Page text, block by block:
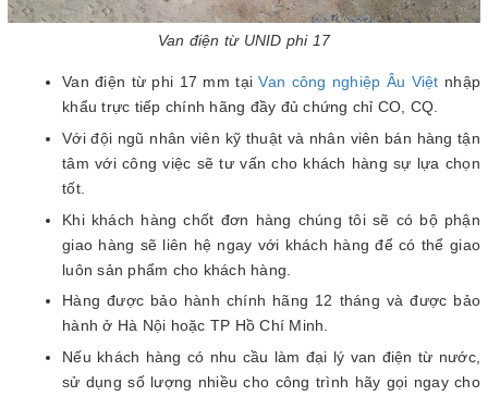
Van điện từ UNID phi 17
Van điện từ phi 17 mm tạiVan công nghiệp Âu Việt nhập
khẩu trực tiếp chính hãng đầy đủ chứng chỉ CO, CQ.
Với đội ngũ nhân viên kỹ thuật và nhân viên bán hàng tận
tâm với công việc sẽ tư vấn cho khách hàng sự lựa chọn
tốt.
Khi khách hàng chốt đơn hàng chúng tôi sẽ có bộ phận
giao hàng sẽ liên hệ ngay với khách hàng để có thể giao
luôn sản phẩm cho khách hàng.
Hàng được bảo hành chính hãng 12 tháng và được bảo
hành ở Hà Nội hoặc TP Hồ Chí Minh.
Nếu khách hàng có nhu cầu làm đại lý van điện từ nước,
sử dụng số lượng nhiều cho công trình hãy gọi ngay cho